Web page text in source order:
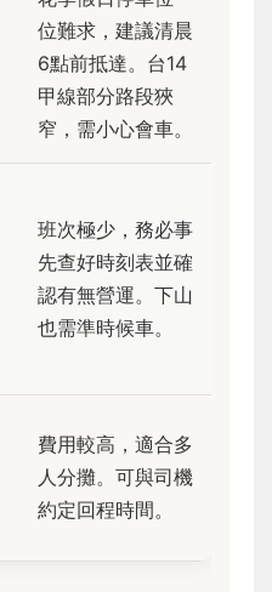
位難求，建議清晨
6點前抵達。台14
甲線部分路段狹
窄，需小心會車。
班次極少，務必事
先查好時刻表並確
認有無營運。下山
也需準時候車。
費用較高，適合多
人分攤。可與司機
約定回程時間。